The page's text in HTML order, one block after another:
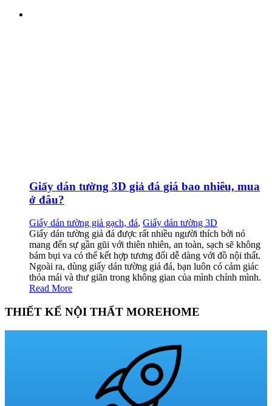
Giấy dán tường 3D giả đá giá bao nhiêu, mua
ở đâu?
Giấy dán tường giả gạch, đá, Giấy dán tường 3D
Giấy dán tường giả đá được rất nhiều người thích bởi nó
mang đến sự gần gũi với thiên nhiên, an toàn, sạch sẽ không
bám bụi va có thể kết hợp tương đối dễ dàng với đồ nội thất.
Ngoài ra, dùng giấy dán tường giả đá, bạn luôn có cảm giác
thỏa mái và thư giãn trong không gian của mình chính mình.
Read More
THIẾT KẾ NỘI THẤT MOREHOME